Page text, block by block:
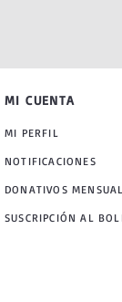
MI CUENTA
MI PERFIL
NOTIFICACIONES
DONATIVOS
SUSCRIPCIÓN AL